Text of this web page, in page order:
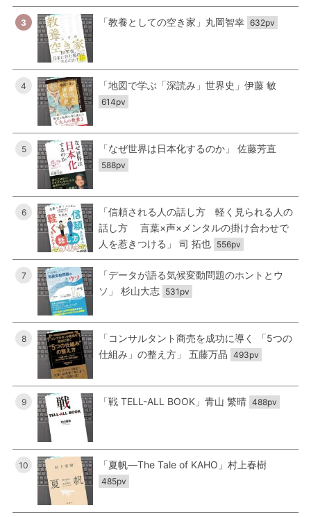
3 「教養としての空き家」丸岡智幸 632pv
4 「地図で学ぶ「深読み」世界史」伊藤 敏
614pv
5 「なぜ世界は日本化するのか」 佐藤芳直
588pv
6
「信頼される人の話し方 軽く見られる人の
話し方 言葉×声×メンタルの掛け合わせで
人を惹きつける」 司 拓也 556pv
7
「データが語る気候変動問題のホントとウ
ソ」 杉山大志 531pv
8
「コンサルタント商売を成功に導く 「5つの
仕組み」の整え方」 五藤万晶 493pv
9 「戦 TELL-ALL BOOK」青山 繁晴 488pv
10 「夏帆―The Tale of KAHO」村上春樹
485pv